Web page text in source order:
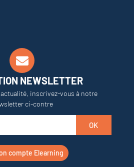
NEWSLETTER
inscrivez-vous à notre
ci-contre
OK
compte Elearning